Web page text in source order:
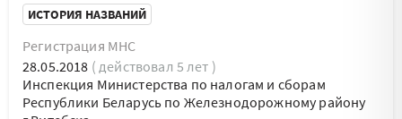
ИСТОРИЯ НАЗВАНИЙ
Регистрация МНС
28.05.2018 ( действовал 5 лет )
Инспекция Министерства по налогам и сборам
Республики Беларусь по Железнодорожному району